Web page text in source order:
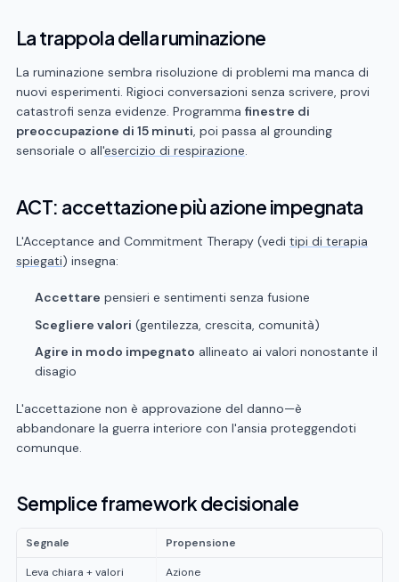
La trappola della ruminazione
La ruminazione sembra risoluzione di problemi ma manca di
nuovi esperimenti. Rigioci conversazioni senza scrivere, provi
catastrofi senza evidenze. Programma finestre di
preoccupazione di 15 minuti, poi passa al grounding
sensoriale o all'esercizio di respirazione.
ACT: accettazione più azione impegnata
L'Acceptance and Commitment Therapy (vedi tipi di terapia
spiegati) insegna:
Accettare pensieri e sentimenti senza fusione
Scegliere valori (gentilezza, crescita, comunità)
Agire in modo impegnato allineato ai valori nonostante il
disagio
L'accettazione non è approvazione del danno—è
abbandonare la guerra interiore con l'ansia proteggendoti
comunque.
Semplice framework decisionale
Segnale Propensione
Leva chiara + valori
Azione